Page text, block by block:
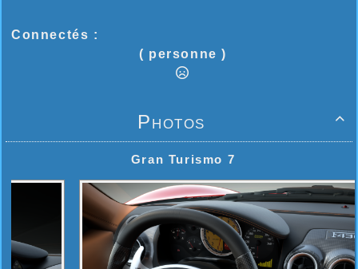
Connectés :
( personne )

Photos
Gran Turismo 7